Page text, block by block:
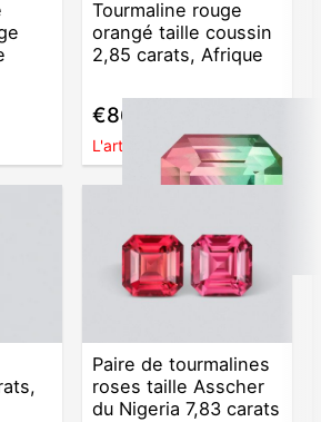
Tourmaline rouge
orangé taille coussin
2,85 carats, Afrique
€861
L'article est vendu
Paire de tourmalines
roses taille Asscher
du Nigeria 7,83 carats